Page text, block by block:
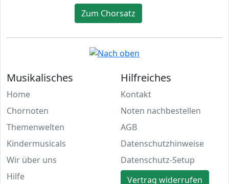
Zum Chorsatz
Musikalisches
Home
Chornoten
Themenwelten
Kindermusicals
Wir über uns
Hilfe
Hilfreiches
Kontakt
Noten nachbestellen
AGB
Datenschutzhinweise
Datenschutz-Setup
Vertrag widerrufen